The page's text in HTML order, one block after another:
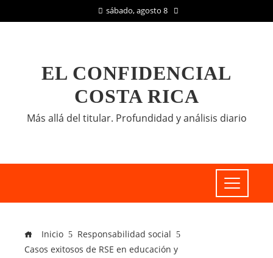
sábado, agosto 8
EL CONFIDENCIAL
COSTA RICA
Más allá del titular. Profundidad y análisis diario
Inicio
Responsabilidad social
Casos exitosos de RSE en educación y